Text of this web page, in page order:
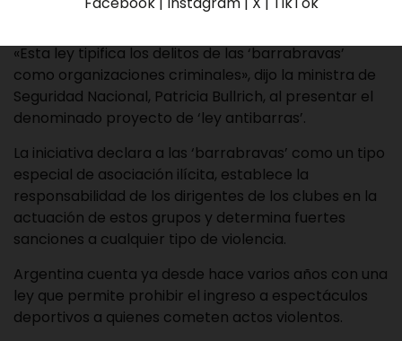
«Esta ley tipifica los delitos de las ‘barrabravas’
como organizaciones criminales», dijo la ministra de
Seguridad Nacional, Patricia Bullrich, al presentar el
denominado proyecto de ‘ley antibarras’.
La iniciativa declara a las ‘barrabravas’ como un tipo
especial de asociación ilícita, establece la
responsabilidad de los dirigentes de los clubes en la
actuación de estos grupos y determina fuertes
sanciones a cualquier tipo de violencia.
Argentina cuenta ya desde hace varios años con una
ley que permite prohibir el ingreso a espectáculos
deportivos a quienes cometen actos violentos.